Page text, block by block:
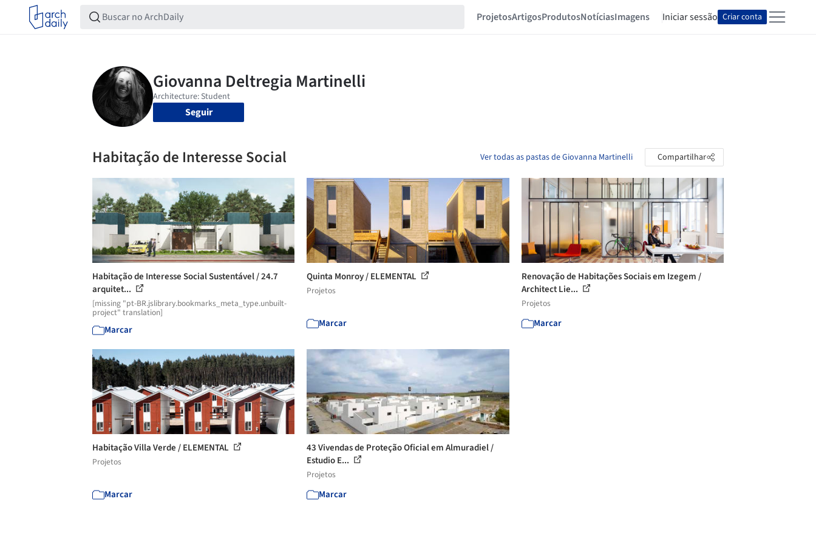
ProjetosArtigosProdutosNotíciasImagens Iniciar sessão Criar conta
Seguir
Habitação de Interesse Social Ver todas as pastas de Giovanna Martinelli Compartilhar
Habitação de Interesse Social Sustentável / 24.7
arquitet...
[missing "pt-BR.jslibrary.bookmarks_meta_type.unbuilt-
project" translation]
Marcar
Quinta Monroy / ELEMENTAL
Projetos
Marcar
Renovação de Habitações Sociais em Izegem /
Architect Lie...
Projetos
Marcar
Habitação Villa Verde / ELEMENTAL
Projetos
Marcar
43 Vivendas de Proteção Oficial em Almuradiel /
Estudio E...
Projetos
Marcar